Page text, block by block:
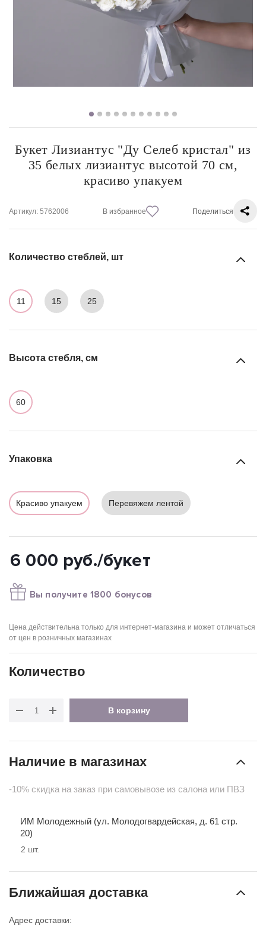
Букет Лизиантус "Ду Селеб кристал" из
35 белых лизиантус высотой 70 см,
красиво упакуем
Артикул: 5762006 В избранное Поделиться
Количество стеблей, шт
11 15 25
Высота стебля, см
60
Упаковка
Красиво упакуем Перевяжем лентой
6 000 руб./букет
Вы получите 1800 бонусов
Цена действительна только для интернет-магазина и может отличаться
от цен в розничных магазинах
Количество
В корзину
Наличие в магазинах
-10% скидка на заказ при самовывозе из салона или ПВЗ
ИМ Молодежный (ул. Молодогвардейская, д. 61 стр.
20)
2 шт.
Ближайшая доставка
Адрес доставки: